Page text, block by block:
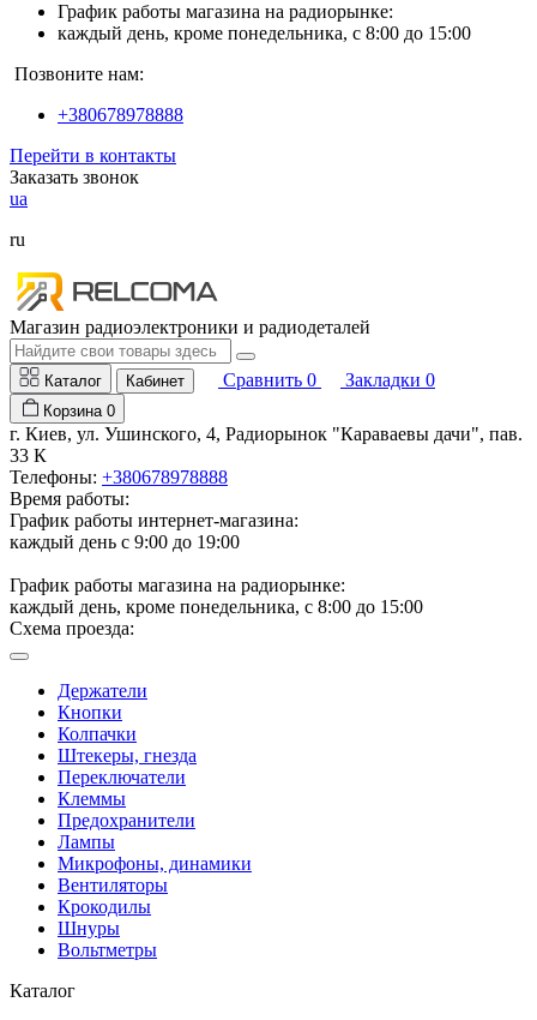
График работы магазина на радиорынке:
каждый день, кроме понедельника, с 8:00 до 15:00
Позвоните нам:
+380678978888
Перейти в контакты
Заказать звонок
ua
ru
Магазин радиоэлектроники и радиодеталей
Каталог Кабинет Сравнить 0 Закладки 0
Корзина 0
г. Киев, ул. Ушинского, 4, Радиорынок "Караваевы дачи", пав.
33 К
Телефоны: +380678978888
Время работы:
График работы интернет-магазина:
каждый день с 9:00 до 19:00
График работы магазина на радиорынке:
каждый день, кроме понедельника, с 8:00 до 15:00
Схема проезда:
Держатели
Кнопки
Колпачки
Штекеры, гнезда
Переключатели
Клеммы
Предохранители
Лампы
Микрофоны, динамики
Вентиляторы
Крокодилы
Шнуры
Вольтметры
Каталог